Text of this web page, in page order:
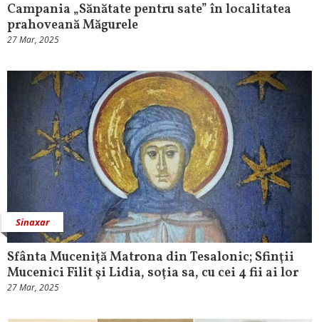
Campania „Sănătate pentru sate” în localitatea
prahoveană Măgurele
27 Mar, 2025
Sinaxar
Sfânta Muceniţă Matrona din Tesalonic; Sfinţii
Mucenici Filit şi Lidia, soţia sa, cu cei 4 fii ai lor
27 Mar, 2025